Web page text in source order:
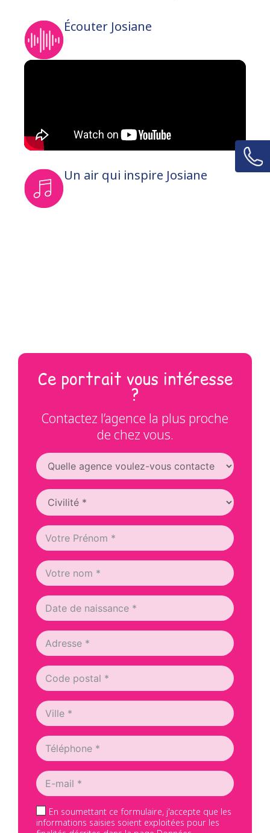
Écouter Josiane
Un air qui inspire Josiane
Ce portrait vous intéresse
?
Contactez l’agence la plus proche
de chez vous.
En soumettant ce formulaire, j'accepte que les
informations saisies soient exploitées pour les